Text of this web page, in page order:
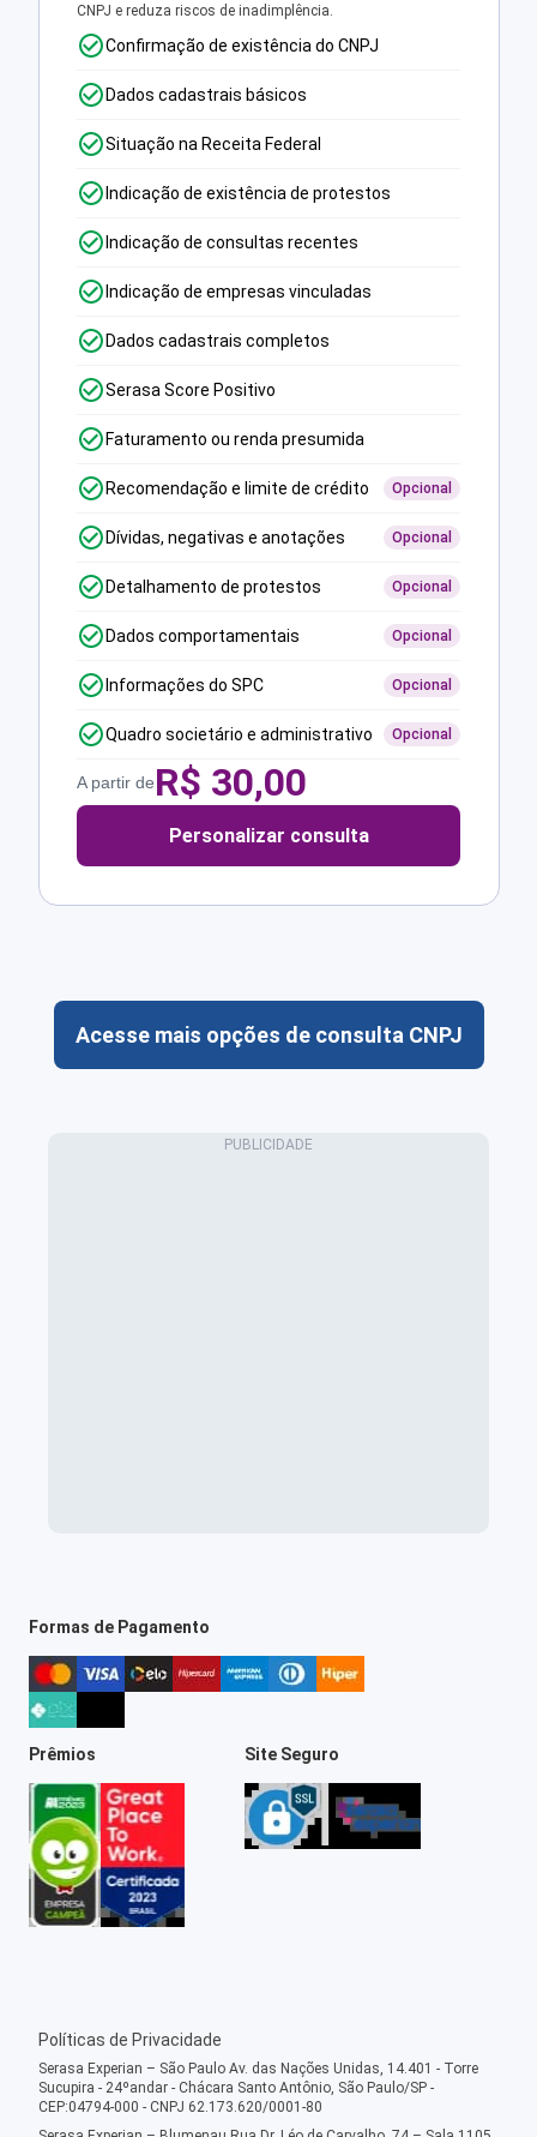
CNPJ e reduza riscos de inadimplência.
Confirmação de existência do CNPJ
Dados cadastrais básicos
Situação na Receita Federal
Indicação de existência de protestos
Indicação de consultas recentes
Indicação de empresas vinculadas
Dados cadastrais completos
Serasa Score Positivo
Faturamento ou renda presumida
Recomendação e limite de crédito Opcional
Dívidas, negativas e anotações Opcional
Detalhamento de protestos Opcional
Dados comportamentais Opcional
Informações do SPC Opcional
Quadro societário e administrativo Opcional
A partir deR$ 30,00
Personalizar consulta
Acesse mais opções de consulta CNPJ
Formas de Pagamento
Prêmios Site Seguro
Políticas de Privacidade
Serasa Experian – São Paulo Av. das Nações Unidas, 14.401 - Torre
Sucupira - 24ºandar - Chácara Santo Antônio, São Paulo/SP -
CEP:04794-000 - CNPJ 62.173.620/0001-80